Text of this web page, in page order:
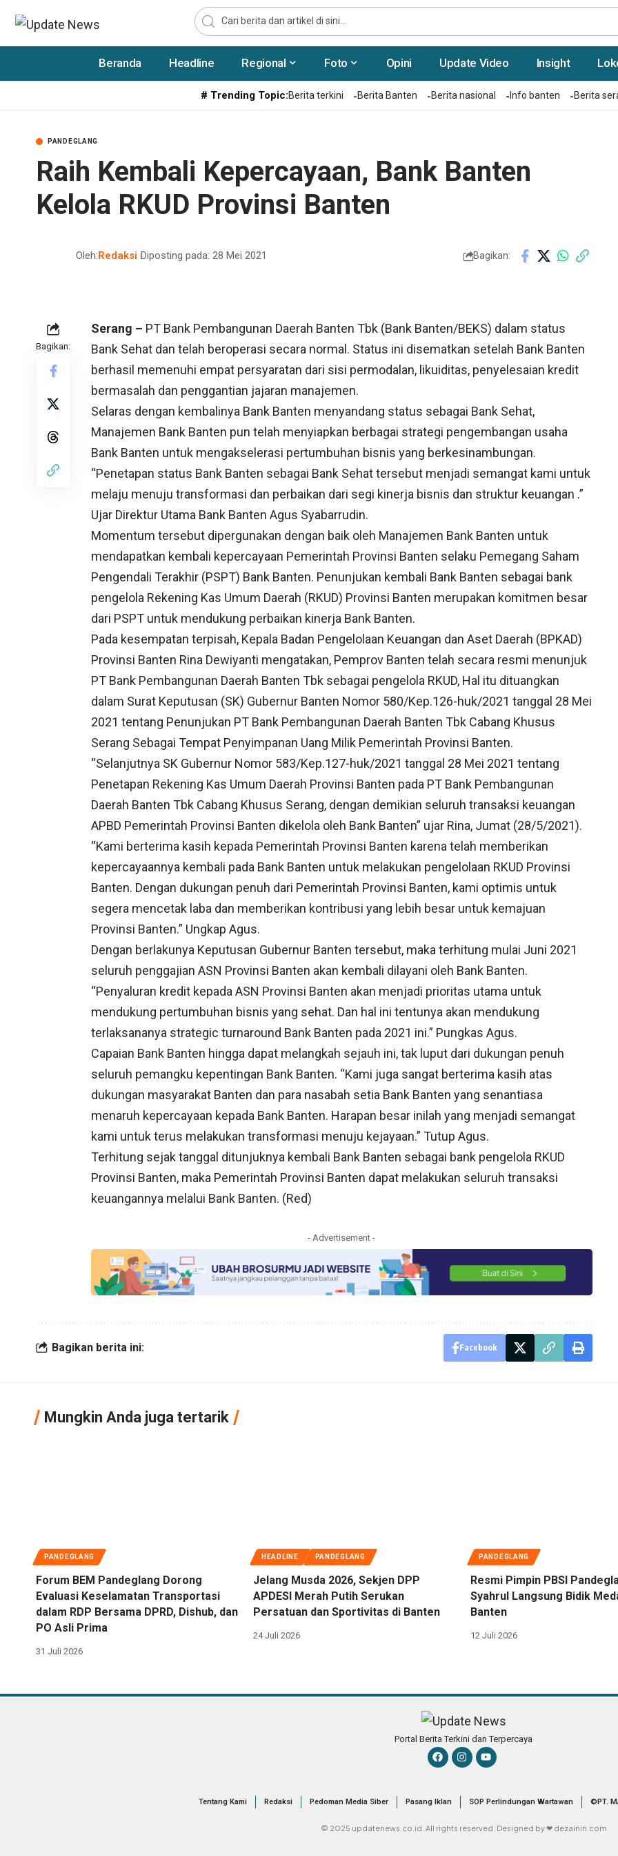
Beranda Headline Regional Foto Opini Update Video Insight
# Trending Topic:Berita terkini Berita Banten Berita nasional Info banten Berita
PANDEGLANG
Raih Kembali Kepercayaan, Bank Banten
Kelola RKUD Provinsi Banten
Oleh:Redaksi Diposting pada: 28 Mei 2021 Bagikan:
Bagikan:
Serang – PT Bank Pembangunan Daerah Banten Tbk (Bank Banten/BEKS) dalam status
Bank Sehat dan telah beroperasi secara normal. Status ini disematkan setelah Bank Banten
berhasil memenuhi empat persyaratan dari sisi permodalan, likuiditas, penyelesaian kredit
bermasalah dan penggantian jajaran manajemen.
Selaras dengan kembalinya Bank Banten menyandang status sebagai Bank Sehat,
Manajemen Bank Banten pun telah menyiapkan berbagai strategi pengembangan usaha
Bank Banten untuk mengakselerasi pertumbuhan bisnis yang berkesinambungan.
“Penetapan status Bank Banten sebagai Bank Sehat tersebut menjadi semangat kami untuk
melaju menuju transformasi dan perbaikan dari segi kinerja bisnis dan struktur keuangan .”
Ujar Direktur Utama Bank Banten Agus Syabarrudin.
Momentum tersebut dipergunakan dengan baik oleh Manajemen Bank Banten untuk
mendapatkan kembali kepercayaan Pemerintah Provinsi Banten selaku Pemegang Saham
Pengendali Terakhir (PSPT) Bank Banten. Penunjukan kembali Bank Banten sebagai bank
pengelola Rekening Kas Umum Daerah (RKUD) Provinsi Banten merupakan komitmen besar
dari PSPT untuk mendukung perbaikan kinerja Bank Banten.
Pada kesempatan terpisah, Kepala Badan Pengelolaan Keuangan dan Aset Daerah (BPKAD)
Provinsi Banten Rina Dewiyanti mengatakan, Pemprov Banten telah secara resmi menunjuk
PT Bank Pembangunan Daerah Banten Tbk sebagai pengelola RKUD, Hal itu dituangkan
dalam Surat Keputusan (SK) Gubernur Banten Nomor 580/Kep.126-huk/2021 tanggal 28 Mei
2021 tentang Penunjukan PT Bank Pembangunan Daerah Banten Tbk Cabang Khusus
Serang Sebagai Tempat Penyimpanan Uang Milik Pemerintah Provinsi Banten.
“Selanjutnya SK Gubernur Nomor 583/Kep.127-huk/2021 tanggal 28 Mei 2021 tentang
Penetapan Rekening Kas Umum Daerah Provinsi Banten pada PT Bank Pembangunan
Daerah Banten Tbk Cabang Khusus Serang, dengan demikian seluruh transaksi keuangan
APBD Pemerintah Provinsi Banten dikelola oleh Bank Banten” ujar Rina, Jumat (28/5/2021).
“Kami berterima kasih kepada Pemerintah Provinsi Banten karena telah memberikan
kepercayaannya kembali pada Bank Banten untuk melakukan pengelolaan RKUD Provinsi
Banten. Dengan dukungan penuh dari Pemerintah Provinsi Banten, kami optimis untuk
segera mencetak laba dan memberikan kontribusi yang lebih besar untuk kemajuan
Provinsi Banten.” Ungkap Agus.
Dengan berlakunya Keputusan Gubernur Banten tersebut, maka terhitung mulai Juni 2021
seluruh penggajian ASN Provinsi Banten akan kembali dilayani oleh Bank Banten.
“Penyaluran kredit kepada ASN Provinsi Banten akan menjadi prioritas utama untuk
mendukung pertumbuhan bisnis yang sehat. Dan hal ini tentunya akan mendukung
terlaksananya strategic turnaround Bank Banten pada 2021 ini.” Pungkas Agus.
Capaian Bank Banten hingga dapat melangkah sejauh ini, tak luput dari dukungan penuh
seluruh pemangku kepentingan Bank Banten. “Kami juga sangat berterima kasih atas
dukungan masyarakat Banten dan para nasabah setia Bank Banten yang senantiasa
menaruh kepercayaan kepada Bank Banten. Harapan besar inilah yang menjadi semangat
kami untuk terus melakukan transformasi menuju kejayaan.” Tutup Agus.
Terhitung sejak tanggal ditunjuknya kembali Bank Banten sebagai bank pengelola RKUD
Provinsi Banten, maka Pemerintah Provinsi Banten dapat melakukan seluruh transaksi
keuangannya melalui Bank Banten. (Red)
- Advertisement -
Bagikan berita ini: Facebook
Mungkin Anda juga tertarik
PANDEGLANG
Forum BEM Pandeglang Dorong
Evaluasi Keselamatan Transportasi
dalam RDP Bersama DPRD, Dishub, dan
PO Asli Prima
31 Juli 2026
HEADLINE PANDEGLANG
Jelang Musda 2026, Sekjen DPP
APDESI Merah Putih Serukan
Persatuan dan Sportivitas di Banten
24 Juli 2026
PANDEGLANG
Resmi Pimpin PBSI
Syahrul Langsung Bidik
Banten
12 Juli 2026
Portal Berita Terkini dan Terpercaya
Tentang Kami Redaksi Pedoman Media Siber Pasang Iklan SOP Perlindungan Wartawan ©PT.
© 2025 updatenews.co.id. All rights reserved. Designed by ❤ dezainin.com